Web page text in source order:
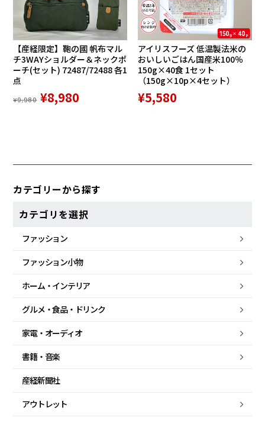
カテゴリーから探す
カテゴリを選択
ファッション
ファッション小物
ホーム・ インテリア
グルメ・食品・ ドリンク
家電・ オーディオ
書籍・音楽
産経新聞社
アウトレット
【産経限定】鞄の國 帆布マル
チ3WAYショルダー＆ネックポ
ーチ(セット) 72487/72488 各1
点
¥9,980 ¥8,980
アイリスフーズ 低温製法米の
おいしいごはん国産米100％
150g×40食 1セット
（150g×10p×4セット）
¥5,580